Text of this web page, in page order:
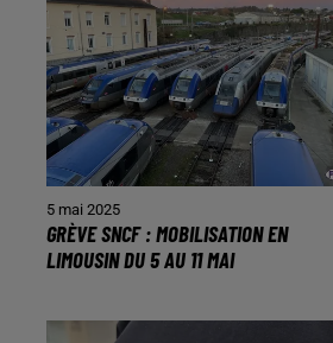
5 mai 2025
GRÈVE SNCF : MOBILISATION EN
LIMOUSIN DU 5 AU 11 MAI